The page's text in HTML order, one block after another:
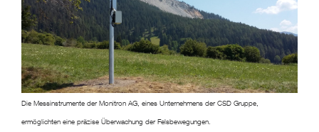
Die Messinstrumente der Monitron AG, eines Unternehmens der CSD Gruppe,
ermöglichten eine präzise Überwachung der Felsbewegungen.